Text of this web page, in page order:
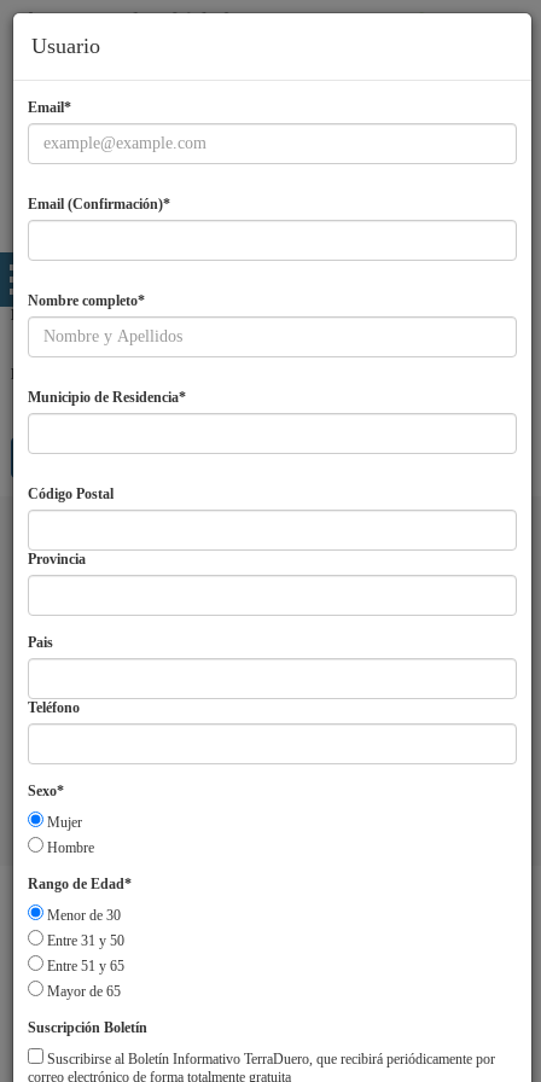
Usuario
Email*
Email (Confirmación)*
Nombre completo*
Municipio de Residencia*
Código Postal
Provincia
Pais
Teléfono
Sexo*
Mujer
Hombre
Rango de Edad*
Menor de 30
Entre 31 y 50
Entre 51 y 65
Mayor de 65
Suscripción Boletín
Suscribirse al Boletín Informativo TerraDuero, que recibirá periódicamente por
correo electrónico de forma totalmente gratuita
Email
Password
Entra ¿Olvidaste tu password? Regístrate
Idiomas
Aviso Legal